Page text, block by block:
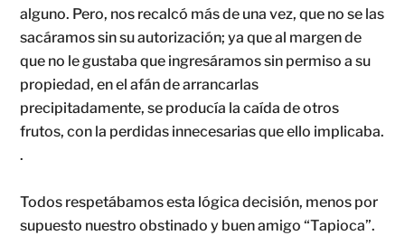
alguno. Pero, nos recalcó más de una vez, que no se las
sacáramos sin su autorización; ya que al margen de
que no le gustaba que ingresáramos sin permiso a su
propiedad, en el afán de arrancarlas
precipitadamente, se producía la caída de otros
frutos, con la perdidas innecesarias que ello implicaba.
.
Todos respetábamos esta lógica decisión, menos por
supuesto nuestro obstinado y buen amigo “Tapioca”.